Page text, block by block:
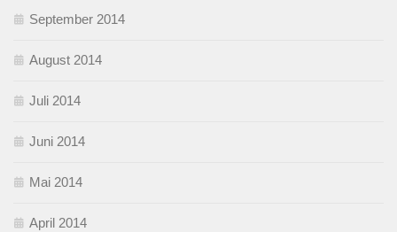
September 2014
August 2014
Juli 2014
Juni 2014
Mai 2014
April 2014